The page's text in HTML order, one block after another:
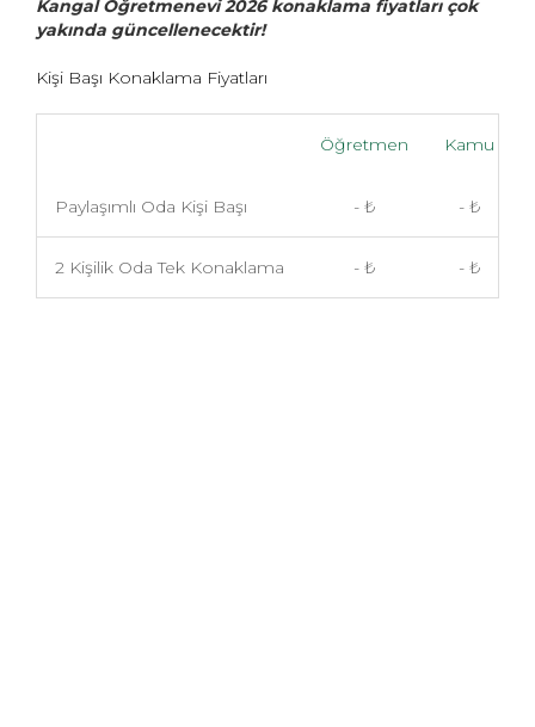
Kangal Öğretmenevi 2026 konaklama fiyatları çok
yakında güncellenecektir!
Kişi Başı Konaklama Fiyatları
Öğretmen Kamu
Paylaşımlı Oda Kişi Başı - ₺ - ₺
2 Kişilik Oda Tek Konaklama - ₺ - ₺